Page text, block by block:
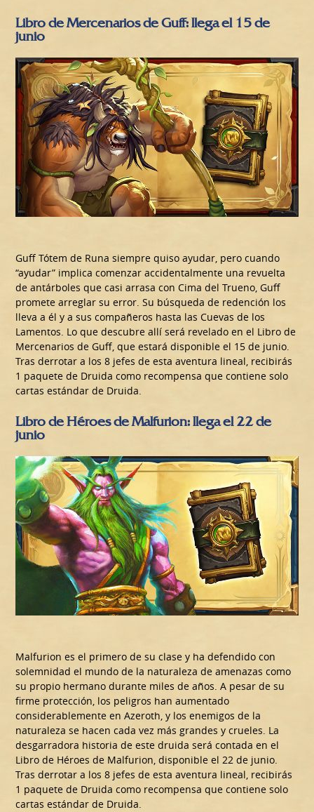
Libro de Mercenarios de Guff: llega el 15 de
junio
Guff Tótem de Runa siempre quiso ayudar, pero cuando
“ayudar” implica comenzar accidentalmente una revuelta
de antárboles que casi arrasa con Cima del Trueno, Guff
promete arreglar su error. Su búsqueda de redención los
lleva a él y a sus compañeros hasta las Cuevas de los
Lamentos. Lo que descubre allí será revelado en el Libro de
Mercenarios de Guff, que estará disponible el 15 de junio.
Tras derrotar a los 8 jefes de esta aventura lineal, recibirás
1 paquete de Druida como recompensa que contiene solo
cartas estándar de Druida.
Libro de Héroes de Malfurion: llega el 22 de
junio
Malfurion es el primero de su clase y ha defendido con
solemnidad el mundo de la naturaleza de amenazas como
su propio hermano durante miles de años. A pesar de su
firme protección, los peligros han aumentado
considerablemente en Azeroth, y los enemigos de la
naturaleza se hacen cada vez más grandes y crueles. La
desgarradora historia de este druida será contada en el
Libro de Héroes de Malfurion, disponible el 22 de junio.
Tras derrotar a los 8 jefes de esta aventura lineal, recibirás
1 paquete de Druida como recompensa que contiene solo
cartas estándar de Druida.